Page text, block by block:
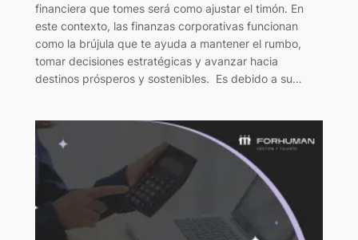
financiera que tomes será como ajustar el timón. En
este contexto, las finanzas corporativas funcionan
como la brújula que te ayuda a mantener el rumbo,
tomar decisiones estratégicas y avanzar hacia
destinos prósperos y sostenibles. Es debido a su…